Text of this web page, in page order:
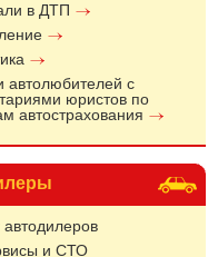
в ДТП
автолюбителей с
юристов по
автострахования
автодилеров
и СТО